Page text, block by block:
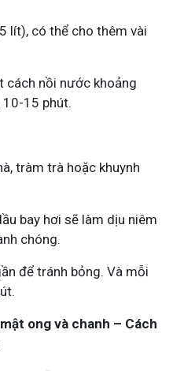
lít), có thể cho thêm vài
cách nồi nước khoảng
15 phút.
tràm trà hoặc khuynh
bay hơi sẽ làm dịu niêm
chóng.
để tránh bỏng. Và mỗi
ong và chanh – Cách